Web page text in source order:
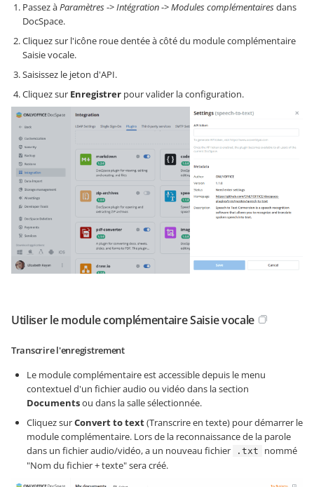
Passez àParamètres->Intégration->Modules complémentairesdans
DocSpace.
Cliquez sur l'icône roue dentée à côté du module complémentaire
Saisie vocale.
Saisissez le jeton d'API.
Cliquez sur Enregistrer pour valider la configuration.
Utiliser le module complémentaire Saisie vocale
Transcrire l'enregistrement
Le module complémentaire est accessible depuis le menu
contextuel d'un fichier audio ou vidéo dans la section
Documentsou dans la salle sélectionnée.
Cliquez surConvert to text(Transcrire en texte) pour démarrer le
module complémentaire. Lors de la reconnaissance de la parole
dans un fichier audio/vidéo, a un nouveau fichier
.txt
nommé
"Nom du fichier + texte" sera créé.